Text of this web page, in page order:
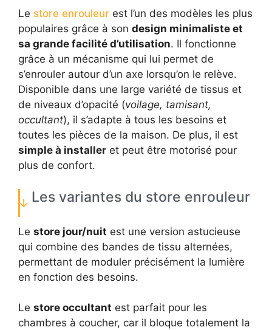
Le store enrouleur est l’un des modèles les plus
populaires grâce à son design minimaliste et
sa grande facilité d’utilisation. Il fonctionne
grâce à un mécanisme qui lui permet de
s’enrouler autour d’un axe lorsqu’on le relève.
Disponible dans une large variété de tissus et
de niveaux d’opacité (voilage, tamisant,
occultant), il s’adapte à tous les besoins et
toutes les pièces de la maison. De plus, il est
simple à installer et peut être motorisé pour
plus de confort.
Les variantes du store enrouleur
Le store jour/nuit est une version astucieuse
qui combine des bandes de tissu alternées,
permettant de moduler précisément la lumière
en fonction des besoins.
Le store occultant est parfait pour les
chambres à coucher, car il bloque totalement la